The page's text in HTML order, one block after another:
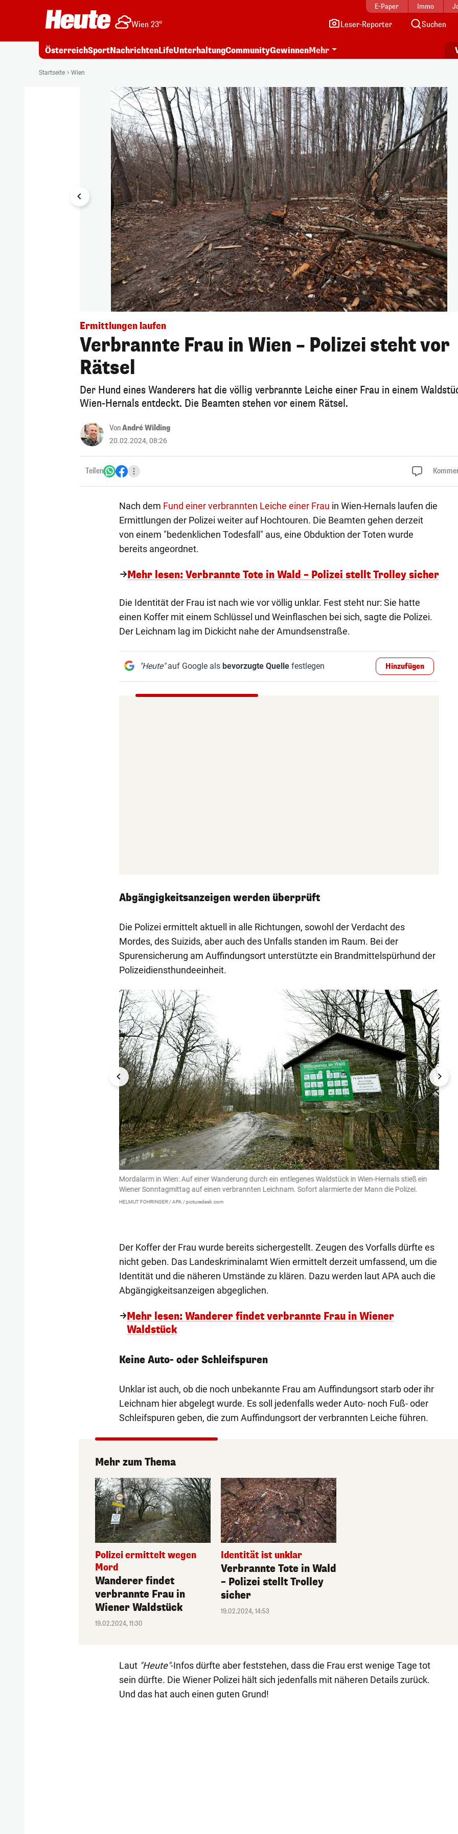
E-Paper Immo
Wien 23° Leser-Reporter Suchen
ÖsterreichSportNachrichtenLifeUnterhaltungCommunityGewinnenMehr
Startseite Wien
Ermittlungen laufen
Verbrannte Frau in Wien – Polizei steht vor
Rätsel
Der Hund eines Wanderers hat die völlig verbrannte Leiche einer Frau in einem
Wien-Hernals entdeckt. Die Beamten stehen vor einem Rätsel.
VonAndré Wilding
20.02.2024, 08:26
Teilen
Nach dem Fund einer verbrannten Leiche einer Frau in Wien-Hernals laufen die
Ermittlungen der Polizei weiter auf Hochtouren. Die Beamten gehen derzeit
von einem "bedenklichen Todesfall" aus, eine Obduktion der Toten wurde
bereits angeordnet.
Mehr lesen: Verbrannte Tote in Wald – Polizei stellt Trolley sicher
Die Identität der Frau ist nach wie vor völlig unklar. Fest steht nur: Sie hatte
einen Koffer mit einem Schlüssel und Weinflaschen bei sich, sagte die Polizei.
Der Leichnam lag im Dickicht nahe der Amundsenstraße.
"Heute"auf Google als bevorzugte Quellefestlegen Hinzufügen
Abgängigkeitsanzeigen werden überprüft
Die Polizei ermittelt aktuell in alle Richtungen, sowohl der Verdacht des
Mordes, des Suizids, aber auch des Unfalls standen im Raum. Bei der
Spurensicherung am Auffindungsort unterstützte ein Brandmittelspürhund der
Polizeidiensthundeeinheit.
1/5
Mordalarm in Wien: Auf einer Wanderung durch ein entlegenes Waldstück in Wien-Hernals stieß ein
Wiener Sonntagmittag auf einen verbrannten Leichnam. Sofort alarmierte der Mann die Polizei.
HELMUT FOHRINGER / APA / picturedesk.com
Der Koffer der Frau wurde bereits sichergestellt. Zeugen des Vorfalls dürfte es
nicht geben. Das Landeskriminalamt Wien ermittelt derzeit umfassend, um die
Identität und die näheren Umstände zu klären. Dazu werden laut APA auch die
Abgängigkeitsanzeigen abgeglichen.
Mehr lesen: Wanderer findet verbrannte Frau in Wiener
Waldstück
Keine Auto- oder Schleifspuren
Unklar ist auch, ob die noch unbekannte Frau am Auffindungsort starb oder ihr
Leichnam hier abgelegt wurde. Es soll jedenfalls weder Auto- noch Fuß- oder
Schleifspuren geben, die zum Auffindungsort der verbrannten Leiche führen.
Mehr zum Thema
Polizei ermittelt wegen
Mord
Wanderer findet
verbrannte Frau in
Wiener Waldstück
19.02.2024, 11:30
Identität ist unklar
Verbrannte Tote in Wald
– Polizei stellt Trolley
sicher
19.02.2024, 14:53
Laut "Heute"-Infos dürfte aber feststehen, dass die Frau erst wenige Tage tot
sein dürfte. Die Wiener Polizei hält sich jedenfalls mit näheren Details zurück.
Und das hat auch einen guten Grund!